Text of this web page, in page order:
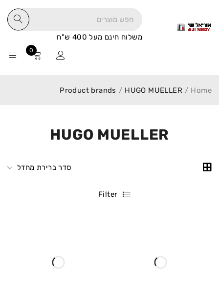
משלוח חינם מעל 400 ש"ח
0
HUGO MUELLER
Home
/
Product brands / HUGO MUELLER
סדר ברירת מחדל
Filter